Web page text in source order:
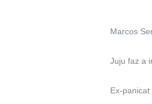
Marcos
Juju faz a
Ex-